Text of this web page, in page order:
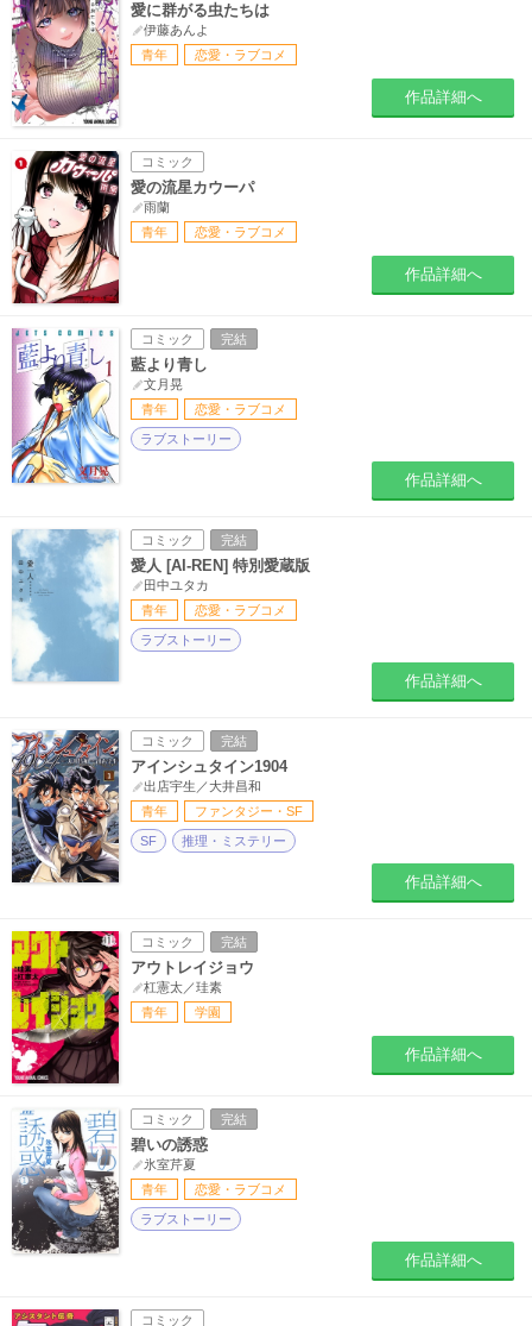
愛に群がる虫たちは
伊藤あんよ
青年
恋愛・ラブコメ
作品詳細へ
コミック
愛の流星カウーパ
雨蘭
青年
恋愛・ラブコメ
作品詳細へ
コミック 完結
藍より青し
文月晃
青年
恋愛・ラブコメ
ラブストーリー
作品詳細へ
コミック 完結
愛人 [AI-REN] 特別愛蔵版
田中ユタカ
青年
恋愛・ラブコメ
ラブストーリー
作品詳細へ
コミック 完結
アインシュタイン1904
出店宇生／大井昌和
青年
ファンタジー・SF
SF 推理・ミステリー
作品詳細へ
コミック 完結
アウトレイジョウ
杠憲太／珪素
青年
学園
作品詳細へ
コミック 完結
碧いの誘惑
氷室芹夏
青年
恋愛・ラブコメ
ラブストーリー
作品詳細へ
コミック